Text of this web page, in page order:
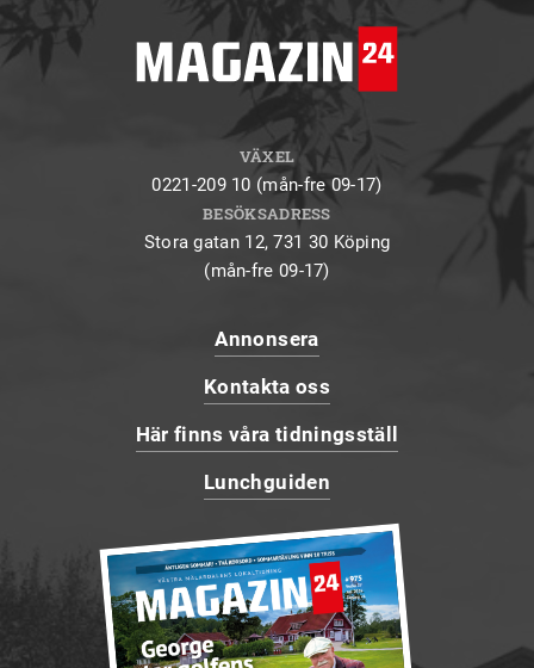
VÄXEL
0221-209 10 (mån-fre 09-17)
BESÖKSADRESS
Stora gatan 12, 731 30 Köping
(mån-fre 09-17)
Annonsera
Kontakta oss
Här finns våra tidningsställ
Lunchguiden